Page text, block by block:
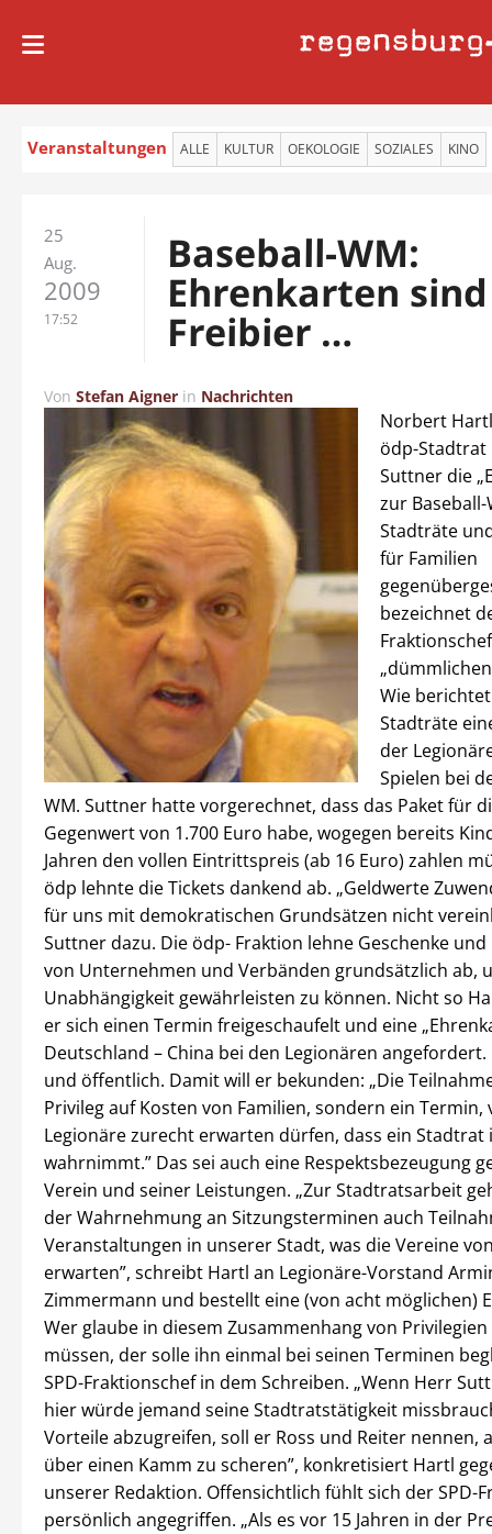
regensburg
Veranstaltungen ALLE KULTUR OEKOLOGIE SOZIALES KINO
25
Aug.
2009
17:52
Baseball-WM:
Ehrenkarten
Freibier …
Von Stefan Aigner in Nachrichten
Norbert
ödp-Stadtrat
Suttner die
zur
Stadträte
für Familien
bezeichnet
Wie
Stadträte
der
Spielen bei
WM. Suttner hatte vorgerechnet, dass das Paket für
Gegenwert von 1.700 Euro habe, wogegen bereits
Jahren den vollen Eintrittspreis (ab 16 Euro) zahlen
ödp lehnte die Tickets dankend ab. „Geldwerte
für uns mit demokratischen Grundsätzen nicht
Suttner dazu. Die ödp- Fraktion lehne Geschenke
von Unternehmen und Verbänden grundsätzlich ab,
Unabhängigkeit gewährleisten zu können. Nicht so
er sich einen Termin freigeschaufelt und eine
Deutschland – China bei den Legionären
und öffentlich. Damit will er bekunden: „Die
Privileg auf Kosten von Familien, sondern ein Termin,
Legionäre zurecht erwarten dürfen, dass ein Stadtrat
wahrnimmt.” Das sei auch eine Respektsbezeugung
Verein und seiner Leistungen. „Zur Stadtratsarbeit
der Wahrnehmung an Sitzungsterminen auch
Veranstaltungen in unserer Stadt, was die Vereine
erwarten”, schreibt Hartl an Legionäre-Vorstand
Zimmermann und bestellt eine (von acht möglichen)
Wer glaube in diesem Zusammenhang von
müssen, der solle ihn einmal bei seinen Terminen
SPD-Fraktionschef in dem Schreiben. „Wenn Herr
hier würde jemand seine Stadtratstätigkeit
Vorteile abzugreifen, soll er Ross und Reiter nennen,
über einen Kamm zu scheren”, konkretisiert Hartl
unserer Redaktion. Offensichtlich fühlt sich der SPD-
persönlich angegriffen. „Als es vor 15 Jahren in der